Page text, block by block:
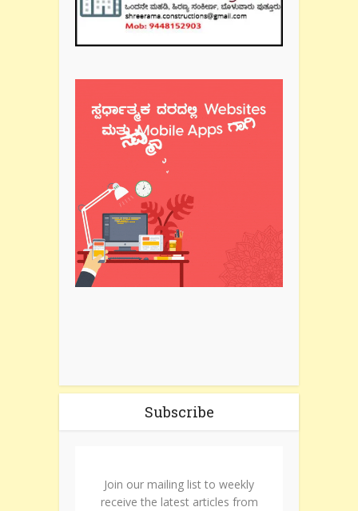
Subscribe
Join our mailing list to weekly
receive the latest articles from